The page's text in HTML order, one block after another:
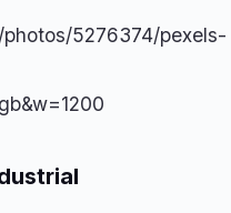
5276374/pexels-